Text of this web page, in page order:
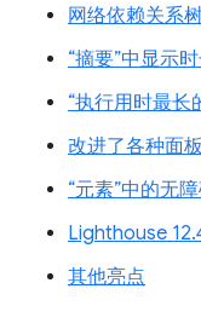
网络依赖关系
“摘要”中显示
“执行用时最长
改进了各种面
“元素”中的无
Lighthouse
其他亮点